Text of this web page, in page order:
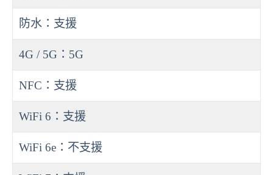
防水：支援
4G / 5G：5G
NFC：支援
WiFi 6：支援
WiFi 6e：不支援